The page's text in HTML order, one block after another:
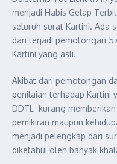
menjadi Habis Gelap
seluruh surat Kartini. Ada
dan terjadi pemotongan
Kartini yang asli.
Akibat dari pemotongan
penilaian terhadap Kartini
DDTL kurang
pemikiran maupun
menjadi pelengkap dari
diketahui oleh banyak